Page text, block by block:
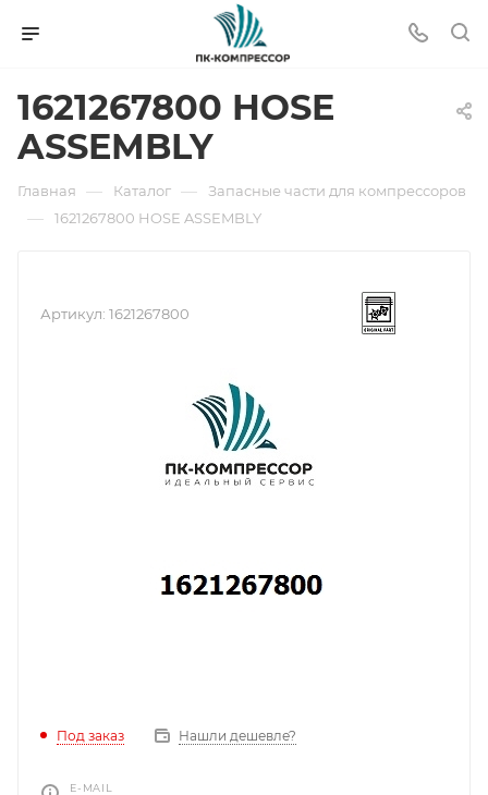
1621267800 HOSE
ASSEMBLY
Главная — Каталог — Запасные части для компрессоров
— 1621267800 HOSE ASSEMBLY
Артикул: 1621267800
Под заказ Нашли дешевле?
E-MAIL